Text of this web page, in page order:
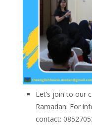
Let’s join to our
Ramadan. For
contact: